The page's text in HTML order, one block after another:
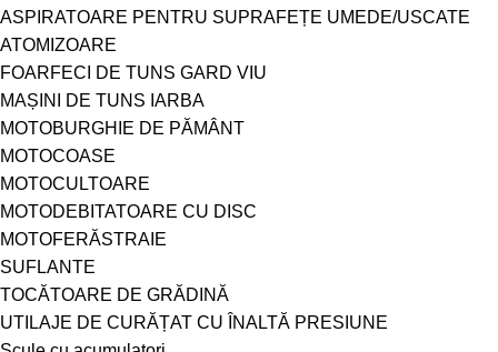
ASPIRATOARE PENTRU SUPRAFEȚE UMEDE/USCATE
ATOMIZOARE
FOARFECI DE TUNS GARD VIU
MAȘINI DE TUNS IARBA
MOTOBURGHIE DE PĂMÂNT
MOTOCOASE
MOTOCULTOARE
MOTODEBITATOARE CU DISC
MOTOFERĂSTRAIE
SUFLANTE
TOCĂTOARE DE GRĂDINĂ
UTILAJE DE CURĂȚAT CU ÎNALTĂ PRESIUNE